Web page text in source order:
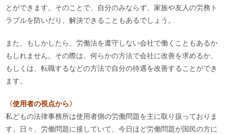
とができます。そのことで、自分のみならず、家族や友人の労務ト
ラブルを防いだり、解決できることもあるでしょう。
また、もしかしたら、労働法を遵守しない会社で働くこともあるか
もしれません。その際は、何らかの方法で会社に改善を求めるか、
もしくは、転職するなどの方法で自分の待遇を改善することができ
ます。
〈使用者の視点から〉
私どもの法律事務所は使用者側の労働問題を主に取り扱っておりま
す。日々、労働問題に接していて、今日ほど労働問題が国民の方に